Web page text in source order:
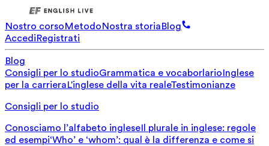
Nostro corsoMetodoNostra storiaBlog
AccediRegistrati
Blog
Consigli per lo studioGrammatica e vocaborlarioInglese
per la carrieraL'inglese della vita realeTestimonianze
Consigli per lo studio
Conosciamo l’alfabeto ingleseIl plurale in inglese: regole
ed esempi‘Who’ e ‘whom’: qual è la differenza e come si